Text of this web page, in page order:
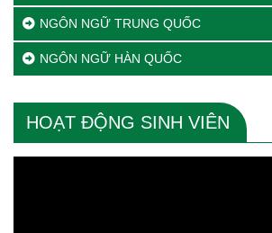
NGÔN NGỮ TRUNG QUỐC
NGÔN NGỮ HÀN QUỐC
HOẠT ĐỘNG SINH VIÊN